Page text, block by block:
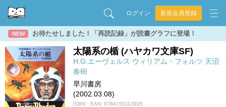
ログイン 新規会員登録
NEW お待たせしました！「再読記録」が読書グラフに登場！
太陽系の楯 (ハヤカワ文庫SF)
H.G.エーヴェルス ウィリアム・フォルツ 天沼
春樹
早川書房
(2002.03.08)
ISBN・EAN: 9784150113926